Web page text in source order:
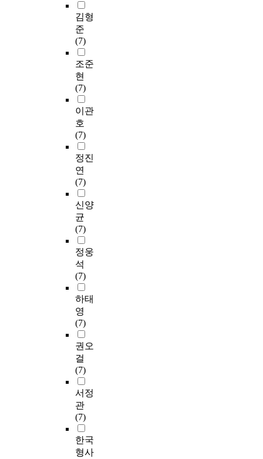
김형
준
(7)
조준
현
(7)
이관
호
(7)
정진
연
(7)
신양
균
(7)
정웅
석
(7)
하태
영
(7)
권오
걸
(7)
서정
관
(7)
한국
형사